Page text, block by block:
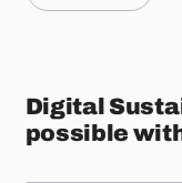
Digital
possible